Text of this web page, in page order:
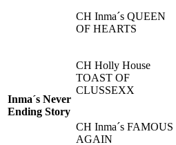
CH Inma´s QUEEN
OF HEARTS
Inma´s Never
Ending Story
CH Holly House
TOAST OF
CLUSSEXX
CH Inma´s FAMOUS
AGAIN